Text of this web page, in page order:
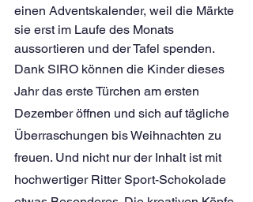
einen Adventskalender, weil die Märkte
sie erst im Laufe des Monats
aussortieren und der Tafel spenden.
Dank SIRO können die Kinder dieses
Jahr das erste Türchen am ersten
Dezember öffnen und sich auf tägliche
Überraschungen bis Weihnachten zu
freuen. Und nicht nur der Inhalt ist mit
hochwertiger Ritter Sport-Schokolade